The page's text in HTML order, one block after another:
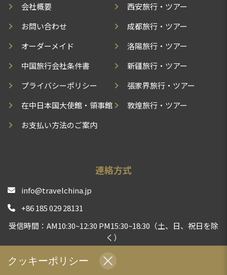
会社概要
お問い合わせ
オーダーメイド
中国旅行会社条件書
プライバシーポリシー
在中日本国大使館・領事館
お支払い方法のご案内
西安旅行・ツアー
成都旅行・ツアー
洛陽旅行・ツアー
新疆旅行・ツアー
張家界旅行・ツアー
敦煌旅行・ツアー
連絡方式
info@travelchina.jp
+86 185 029 28131
受信時間：AM10:30~12:30 PM15:30~18:30（土、日、祝日を除
く）
中国現地旅行会社として、安心安全な旅行体験をお届けする
よう、全力でサポートいたします | TravelChina
クッキーポリシー